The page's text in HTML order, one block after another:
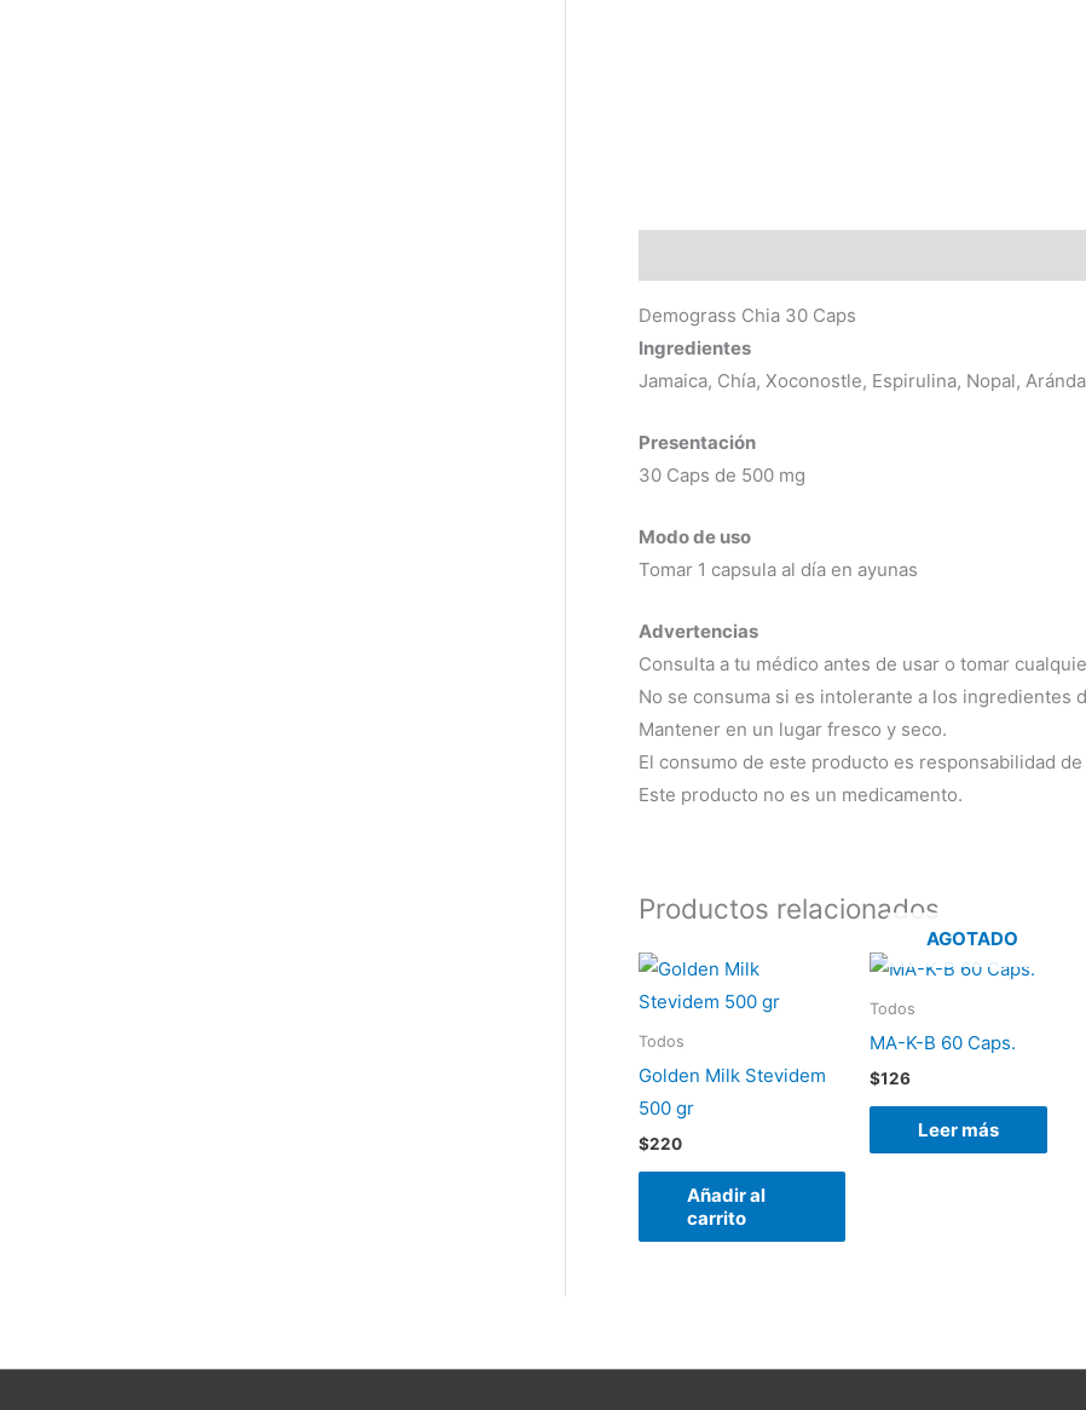
Demograss Chia 30 Caps
Ingredientes
Jamaica, Chía, Xoconostle, Espirulina, Nopal,
Presentación
30 Caps de 500 mg
Modo de uso
Tomar 1 capsula al día en ayunas
Advertencias
Consulta a tu médico antes de usar o tomar
No se consuma si es intolerante a los ingredientes
Mantener en un lugar fresco y seco.
El consumo de este producto es responsabilidad
Este producto no es un medicamento.
Productos relacionados
Todos
Golden Milk Stevidem
500 gr
$220
Añadir al
carrito
AGOTADO
Todos
MA-K-B 60 Caps.
$126
Leer más